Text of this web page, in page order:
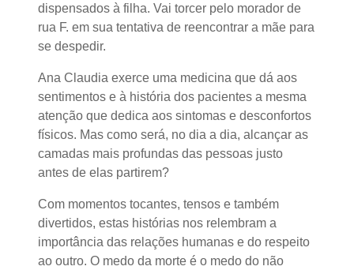
dispensados à filha. Vai torcer pelo morador de
rua F. em sua tentativa de reencontrar a mãe para
se despedir.
Ana Claudia exerce uma medicina que dá aos
sentimentos e à história dos pacientes a mesma
atenção que dedica aos sintomas e desconfortos
físicos. Mas como será, no dia a dia, alcançar as
camadas mais profundas das pessoas justo
antes de elas partirem?
Com momentos tocantes, tensos e também
divertidos, estas histórias nos relembram a
importância das relações humanas e do respeito
ao outro. O medo da morte é o medo do não